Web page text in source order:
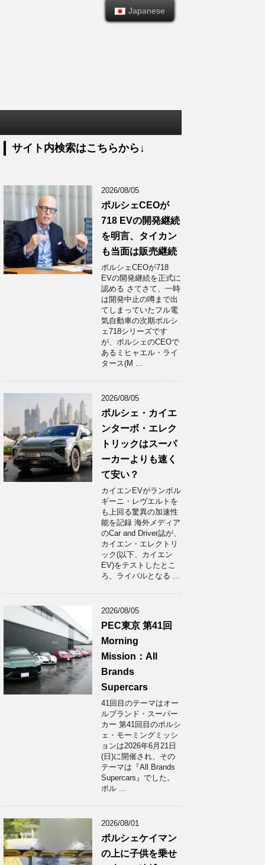
サイト内検索はこちらから↓
2026/08/05
ポルシェCEOが
718 EVの開発継続
を明言、タイカン
も当面は販売継続
ポルシェCEOが718
EVの開発継続を正式に
認める さてさて、一時
は開発中止の噂まで出
てしまっていたフル電
気自動車の次期ポルシ
ェ718シリーズです
が、ポルシェのCEOで
あるミヒャエル・ライ
タース(M ...
2026/08/05
ポルシェ・カイエ
ンターボ・エレク
トリックはスーパ
ーカーよりも速く
て安い？
カイエンEVがランボル
ギーニ・レヴエルトを
も上回る驚異の加速性
能を記録 海外メディア
のCar and Driver誌が、
カイエン・エレクトリ
ック(以下、カイエン
EV)をテストしたとこ
ろ、ライバルとなる ...
2026/08/05
PEC東京 第41回
Morning
Mission：All
Brands
Supercars
41回目のテーマはオー
ルブランド・スーパー
カー 第41回目のポルシ
ェ・モーミングミッシ
ョンは2026年6月21日
(日)に開催され、その
テーマは『All Brands
Supercars』でした。
ポル ...
2026/08/01
ポルシェケイマン
の上に子供を乗せ
Japanese
Japanese